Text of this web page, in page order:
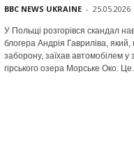
BBC NEWS UKRAINE - 25.05.2026
У Польщі розгорівся скандал
блогера Андрія Гавриліва,
заборону, заїхав автомобілем у
гірського озера Морське Око.